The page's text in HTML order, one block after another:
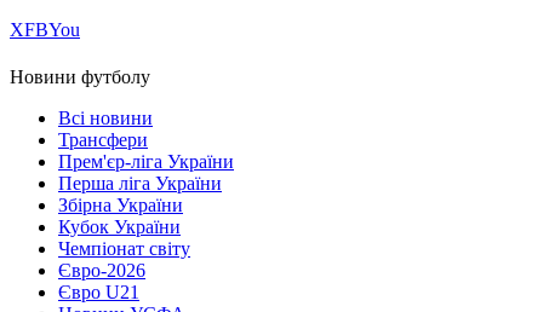
ХFBYou
Новини футболу
Всі новини
Трансфери
Прем'єр-ліга України
Перша ліга України
Збірна України
Кубок України
Чемпіонат світу
Євро-2026
Євро U21